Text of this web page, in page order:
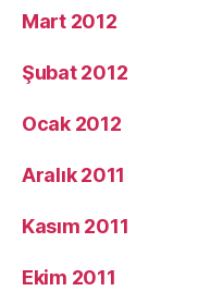
Mart 2012
Şubat 2012
Ocak 2012
Aralık 2011
Kasım 2011
Ekim 2011